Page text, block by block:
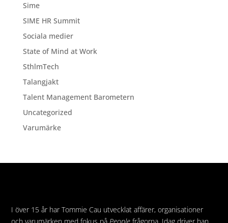
Sime
SIME HR Summit
Sociala medier
State of Mind at Work
SthlmTech
Talangjakt
Talent Management Barometern
Uncategorized
Varumärke
I över 15 år har Tommie Cau utvecklat affärer, organisationer